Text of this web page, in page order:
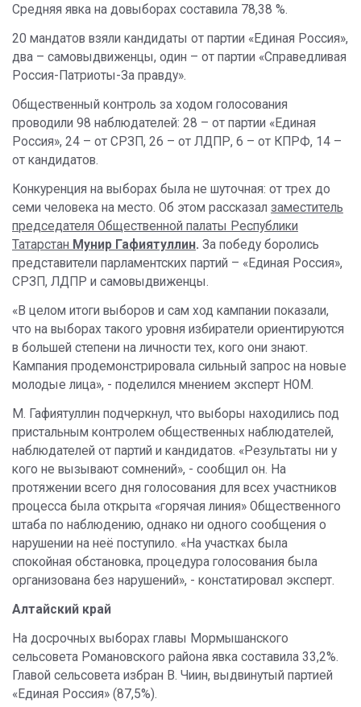
Средняя явка на довыборах составила 78,38 %.
20 мандатов взяли кандидаты от партии «Единая Россия»,
два – самовыдвиженцы, один – от партии «Справедливая
Россия-Патриоты-За правду».
Общественный контроль за ходом голосования
проводили 98 наблюдателей: 28 – от партии «Единая
Россия», 24 – от СРЗП, 26 – от ЛДПР, 6 – от КПРФ, 14 –
от кандидатов.
Конкуренция на выборах была не шуточная: от трех до
семи человека на место. Об этом рассказал заместитель
председателя Общественной палаты Республики
Татарстан Мунир Гафиятуллин. За победу боролись
представители парламентских партий – «Единая Россия»,
СРЗП, ЛДПР и самовыдвиженцы.
«В целом итоги выборов и сам ход кампании показали,
что на выборах такого уровня избиратели ориентируются
в большей степени на личности тех, кого они знают.
Кампания продемонстрировала сильный запрос на новые
молодые лица», - поделился мнением эксперт НОМ.
М. Гафиятуллин подчеркнул, что выборы находились под
пристальным контролем общественных наблюдателей,
наблюдателей от партий и кандидатов. «Результаты ни у
кого не вызывают сомнений», - сообщил он. На
протяжении всего дня голосования для всех участников
процесса была открыта «горячая линия» Общественного
штаба по наблюдению, однако ни одного сообщения о
нарушении на неё поступило. «На участках была
спокойная обстановка, процедура голосования была
организована без нарушений», - констатировал эксперт.
Алтайский край
На досрочных выборах главы Мормышанского
сельсовета Романовского района явка составила 33,2%.
Главой сельсовета избран В. Чиин, выдвинутый партией
«Единая Россия» (87,5%).